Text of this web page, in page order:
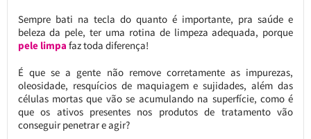
Sempre bati na tecla do quanto é importante, pra saúde e
beleza da pele, ter uma rotina de limpeza adequada, porque
pele limpa faz toda diferença!
É que se a gente não remove corretamente as impurezas,
oleosidade, resquícios de maquiagem e sujidades, além das
células mortas que vão se acumulando na superfície, como é
que os ativos presentes nos produtos de tratamento vão
conseguir penetrar e agir?